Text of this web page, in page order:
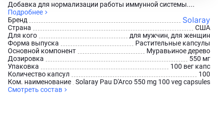
Добавка для нормализации работы иммунной системы....
Подробнее
Бренд
Solaray
Страна
США
Для кого
для мужчин, для женщин
Форма выпуска
Растительные капсулы
Основной компонент
Муравьиное дерево
Дозировка
550 мг
Упаковка
100 вег капс
Количество капсул
100
Ком. наименование Solaray Pau D'Arco 550 mg 100 veg capsules
Смотреть состав